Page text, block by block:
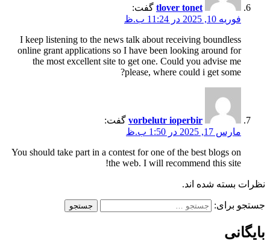
tlover tonet گفت:
فوریه 10, 2025 در 11:24 ب.ظ
I keep listening to the news talk about receiving boundless
online grant applications so I have been looking around for
the most excellent site to get one. Could you advise me
please, where could i get some?
vorbelutr ioperbir گفت:
مارس 17, 2025 در 1:50 ب.ظ
You should take part in a contest for one of the best blogs on
the web. I will recommend this site!
نظرات بسته شده اند.
جستجو برای:
بایگانی